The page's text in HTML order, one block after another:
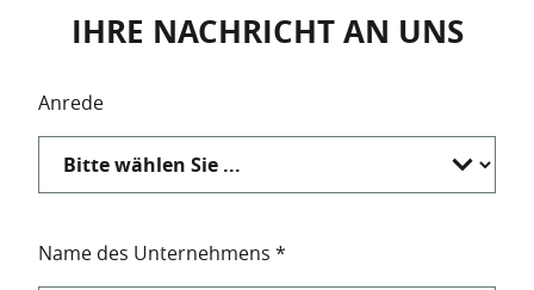
IHRE NACHRICHT AN UNS
Salutation
Anrede
Name des Unternehmens *